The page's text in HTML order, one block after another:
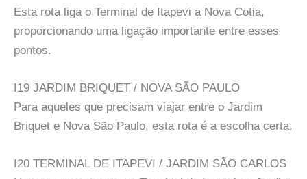
Esta rota liga o Terminal de Itapevi a Nova Cotia,
proporcionando uma ligação importante entre esses
pontos.
I19 JARDIM BRIQUET / NOVA SÃO PAULO
Para aqueles que precisam viajar entre o Jardim
Briquet e Nova São Paulo, esta rota é a escolha certa.
I20 TERMINAL DE ITAPEVI / JARDIM SÃO CARLOS